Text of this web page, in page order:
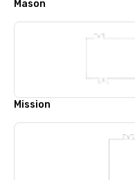
Mason
Mission